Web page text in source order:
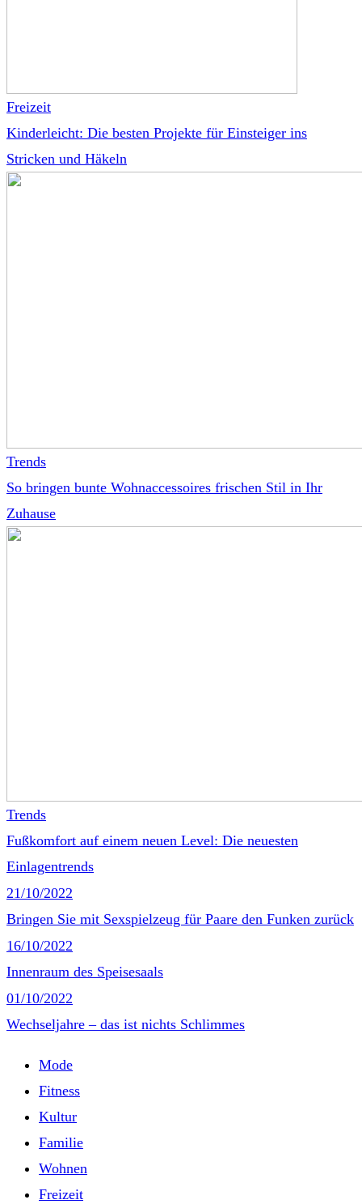
Freizeit
Kinderleicht: Die besten Projekte für Einsteiger ins
Stricken und Häkeln
Trends
So bringen bunte Wohnaccessoires frischen Stil in Ihr
Zuhause
Trends
Fußkomfort auf einem neuen Level: Die neuesten
Einlagentrends
21/10/2022
Bringen Sie mit Sexspielzeug für Paare den Funken zurück
16/10/2022
Innenraum des Speisesaals
01/10/2022
Wechseljahre – das ist nichts Schlimmes
Mode
Fitness
Kultur
Familie
Wohnen
Freizeit